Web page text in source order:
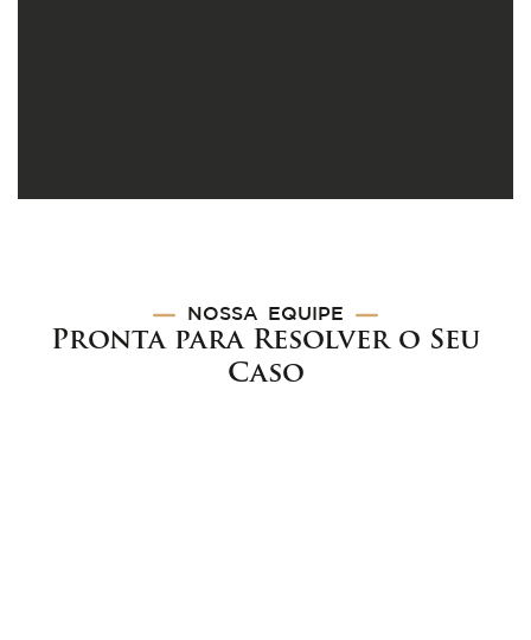
NOSSA EQUIPE
Pronta para Resolver o Seu
Caso